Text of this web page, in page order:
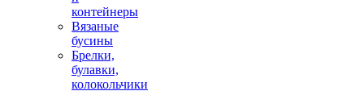
контейнеры
Вязаные
бусины
Брелки,
булавки,
колокольчики